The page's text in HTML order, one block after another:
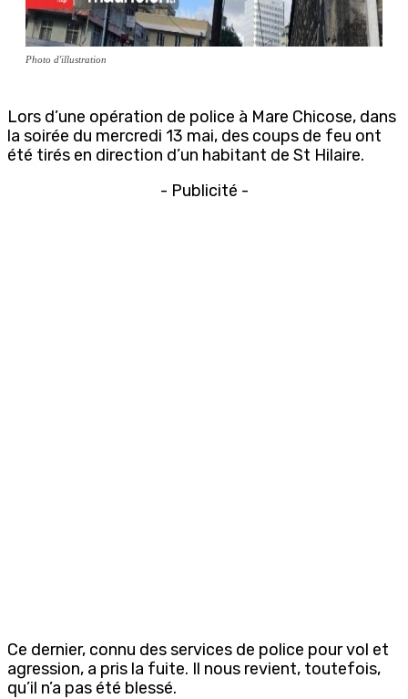
Photo d'illustration
Lors d’une opération de police à Mare Chicose, dans
la soirée du mercredi 13 mai, des coups de feu ont
été tirés en direction d’un habitant de St Hilaire.
- Publicité -
Ce dernier, connu des services de police pour vol et
agression, a pris la fuite. Il nous revient, toutefois,
qu’il n’a pas été blessé.